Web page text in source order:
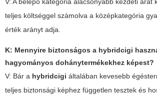
teljes költséggel számolva a középkategória
érték arányt adja.
K: Mennyire biztonságos a hybridcigi
hagyományos dohánytermékekhez képest?
V: Bár a hybridcigi általában kevesebb
teljes biztonsági képhez független tesztek és